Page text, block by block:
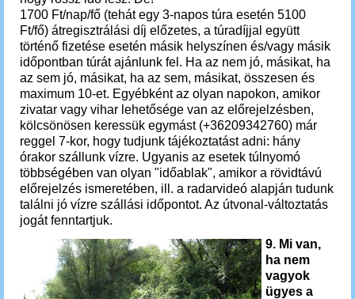
1700 Ft/nap/fő (tehát egy 3-napos túra esetén 5100
Ft/fő) átregisztrálási díj előzetes, a túradíjjal együtt
történő fizetése esetén másik helyszínen és/vagy másik
időpontban túrát ajánlunk fel . Ha az nem jó, másikat, ha
az sem jó, másikat, ha az sem, másikat, összesen és
maximum 10-et. Egyébként az olyan napokon, amikor
zivatar vagy vihar lehetősége van az előrejelzésben,
kölcsönösen keressük egymást (+36209342760) már
reggel 7-kor, hogy tudjunk tájékoztatást adni: hány
órakor szállunk vízre. Ugyanis az esetek túlnyomó
többségében van olyan "időablak", amikor a rövidtávú
előrejelzés ismeretében, ill. a radarvideó alapján tudunk
találni jó vízre szállási időpontot. Az útvonal-változtatás
jogát fenntartjuk.
9. Mi van,
ha nem
vagyok
ügyes a